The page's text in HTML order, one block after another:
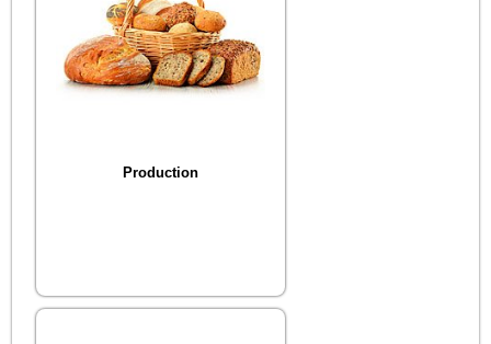
Production